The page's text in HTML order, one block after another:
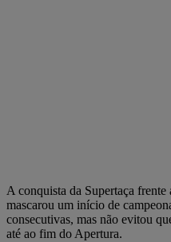
A conquista da Supertaça frente
mascarou um início de
consecutivas, mas não evitou
até ao fim do Apertura.